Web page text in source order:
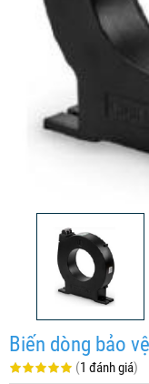
Biến dòng bảo
(1 đánh giá)